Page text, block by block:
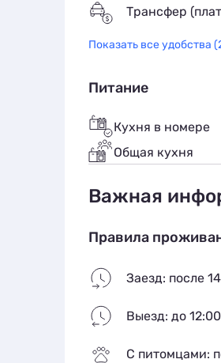
Трансфер
Показать все удобства
Питание
Кухня в номере
Общая кухня
Важная
Правила
Заезд: после
Выезд: до 12:00
С питомцами: